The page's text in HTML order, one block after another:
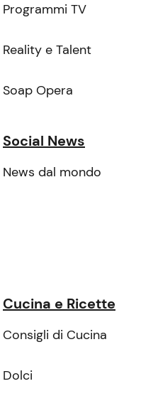
Programmi TV
Reality e Talent
Soap Opera
Social News
News dal mondo
Cucina e Ricette
Consigli di Cucina
Dolci